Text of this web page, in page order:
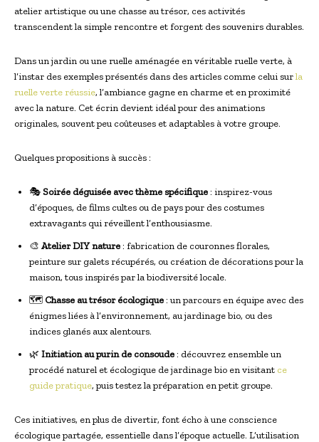
atelier artistique ou une chasse au trésor, ces activités
transcendent la simple rencontre et forgent des souvenirs durables.
Dans un jardin ou une ruelle aménagée en véritable ruelle verte, à
l’instar des exemples présentés dans des articles comme celui surla
ruelle verte réussie, l’ambiance gagne en charme et en proximité
avec la nature. Cet écrin devient idéal pour des animations
originales, souvent peu coûteuses et adaptables à votre groupe.
Quelques propositions à succès :
🎭 Soirée déguisée avec thème spécifique: inspirez-vous
d’époques, de films cultes ou de pays pour des costumes
extravagants qui réveillent l’enthousiasme.
🎨 Atelier DIY nature: fabrication de couronnes florales,
peinture sur galets récupérés, ou création de décorations pour la
maison, tous inspirés par la biodiversité locale.
🗺️ Chasse au trésor écologique: un parcours en équipe avec des
énigmes liées à l’environnement, au jardinage bio, ou des
indices glanés aux alentours.
🌿 Initiation au purin de consoude: découvrez ensemble un
procédé naturel et écologique de jardinage bio en visitant ce
guide pratique, puis testez la préparation en petit groupe.
Ces initiatives, en plus de divertir, font écho à une conscience
écologique partagée, essentielle dans l’époque actuelle. L’utilisation